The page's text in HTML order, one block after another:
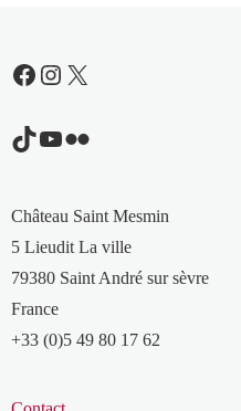
Facebook
Instagram
X
TikTok
YouTube
Flickr
Château Saint Mesmin
5 Lieudit La ville
79380 Saint André sur sèvre
France
+33 (0)5 49 80 17 62